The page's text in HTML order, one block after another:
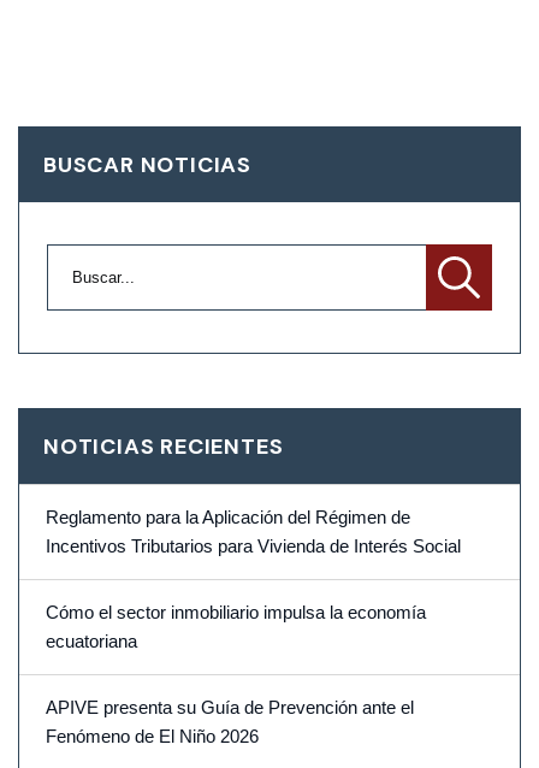
BUSCAR NOTICIAS
NOTICIAS RECIENTES
Reglamento para la Aplicación del Régimen de
Incentivos Tributarios para Vivienda de Interés Social
Cómo el sector inmobiliario impulsa la economía
ecuatoriana
APIVE presenta su Guía de Prevención ante el
Fenómeno de El Niño 2026